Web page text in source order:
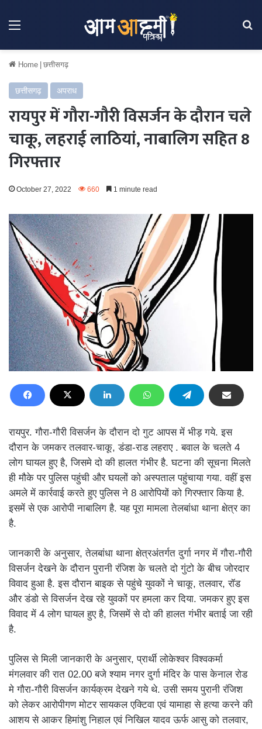
Menu
Home छत्तीसगढ़
छत्तीसगढ़ अपराध
रायपुर में गौरा-गौरी विसर्जन के दौरान चले
चाकू, लहराई लाठियां, नाबालिग सहित 8
गिरफ्तार
October 27, 2022 660 1 minute read
रायपुर. गौरा-गौरी विसर्जन के दौरान दो गुट आपस में भीड़ गये. इस
दौरान के जमकर तलवार-चाकू, डंडा-राड लहराए . बवाल के चलते 4
लोग घायल हुए है, जिसमे दो की हालत गंभीर है. घटना की सूचना मिलते
ही मौके पर पुलिस पहुंची और घयलों को अस्पताल पहुंचाया गया. वहीं इस
अमले में कार्रवाई करते हुए पुलिस ने 8 आरोपियों को गिरफ्तार किया है.
इसमें से एक आरोपी नाबालिग है. यह पूरा मामला तेलबांधा थाना क्षेत्र का
है.
जानकारी के अनुसार, तेलबांधा थाना क्षेत्रअंतर्गत दुर्गा नगर में गौरा-गौरी
विसर्जन देखने के दौरान पुरानी रंजिश के चलते दो गुंटो के बीच जोरदार
विवाद हुआ है. इस दौरान बाइक से पहुंचे युवकों ने चाकू, तलवार, रॉड
और डंडो से विसर्जन देख रहे युवकों पर हमला कर दिया. जमकर हुए इस
विवाद में 4 लोग घायल हुए है, जिसमें से दो की हालत गंभीर बताई जा रही
है.
पुलिस से मिली जानकारी के अनुसार, प्रार्थी लोकेश्वर विश्वकर्मा
मंगलवार की रात 02.00 बजे श्याम नगर दुर्गा मंदिर के पास केनाल रोड
मे गौरा-गौरी विसर्जन कार्यक्रम देखने गये थे. उसी समय पुरानी रंजिश
को लेकर आरोपीगण मोटर सायकल एक्टिवा एवं यामाहा से हत्या करने की
आशय से आकर हिमांशु निहाल एवं निखिल यादव ऊर्फ आसु को तलवार,